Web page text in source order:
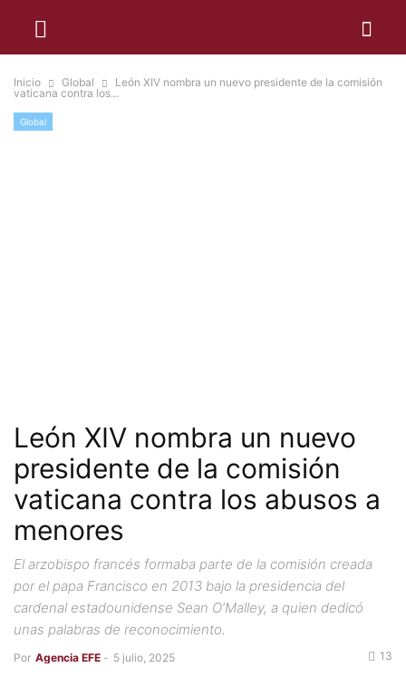
Inicio Global
León XIV nombra un nuevo presidente de la comisión
vaticana contra los...
Global
León XIV nombra un nuevo
presidente de la comisión
vaticana contra los abusos a
menores
El arzobispo francés formaba parte de la comisión creada
por el papa Francisco en 2013 bajo la presidencia del
cardenal estadounidense Sean O’Malley, a quien dedicó
unas palabras de reconocimiento.
Por Agencia EFE - 5 julio, 2025 13